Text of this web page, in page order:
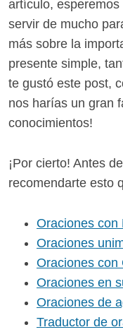
artículo,
servir de mucho
más sobre la
presente simple,
te gustó este post,
nos harías un gran
conocimientos!
¡Por cierto! Antes
recomendarte esto
Oraciones con
Oraciones
Oraciones con
Oraciones en
Oraciones de
Traductor de